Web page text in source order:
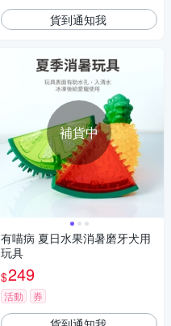
貨到通知我
補貨中
有喵病 夏日水果消暑磨牙犬用
玩具
$249
活動 券